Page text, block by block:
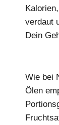
verdaut
Dein
Wie bei
Ölen